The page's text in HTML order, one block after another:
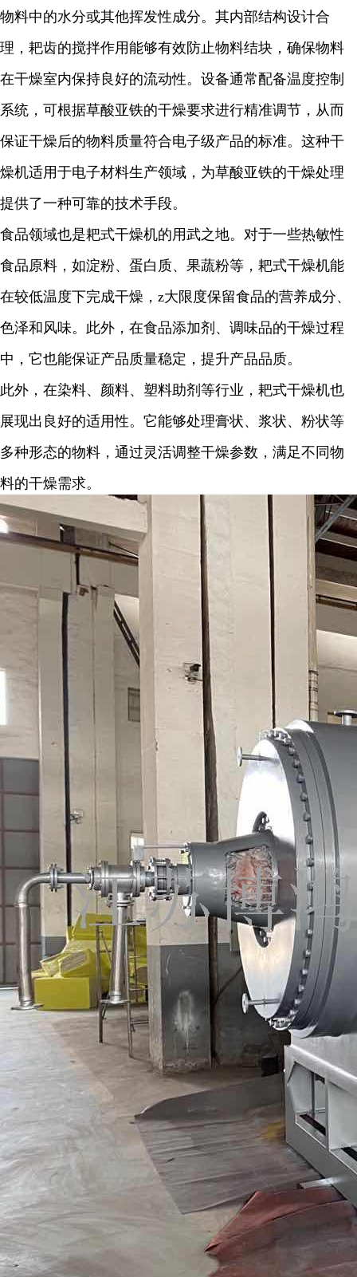
物料中的水分或其他挥发性成分。其内部结构设计合
理，耙齿的搅拌作用能够有效防止物料结块，确保物料
在干燥室内保持良好的流动性。设备通常配备温度控制
系统，可根据草酸亚铁的干燥要求进行精准调节，从而
保证干燥后的物料质量符合电子级产品的标准。这种干
燥机适用于电子材料生产领域，为草酸亚铁的干燥处理
提供了一种可靠的技术手段。
食品领域也是耙式干燥机的用武之地。对于一些热敏性
食品原料，如淀粉、蛋白质、果蔬粉等，耙式干燥机能
在较低温度下完成干燥， z大限度保留食品的营养成分、
色泽和风味。此外，在食品添加剂、调味品的干燥过程
中，它也能保证产品质量稳定，提升产品品质。
此外，在染料、颜料、塑料助剂等行业，耙式干燥机也
展现出良好的适用性。它能够处理膏状、浆状、粉状等
多种形态的物料，通过灵活调整干燥参数，满足不同物
料的干燥需求。